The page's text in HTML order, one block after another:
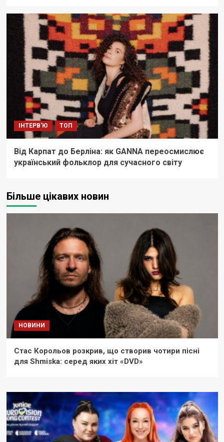
ІНТЕРВ'Ю ТОП
Від Карпат до Берліна: як GANNA переосмислює
український фольклор для сучасного світу
Більше цікавих новин
НОВИНИ
Стас Корольов розкрив, що створив чотири пісні
для Shmiska: серед яких хіт «DVD»